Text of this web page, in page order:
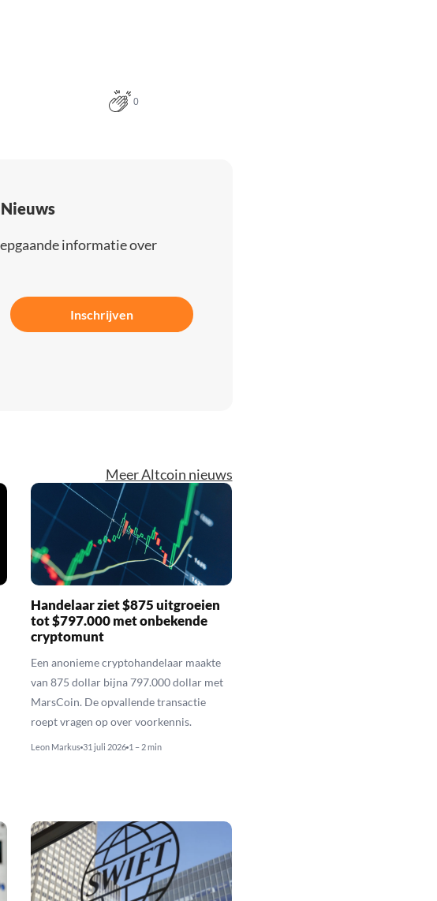
0
informatie over
Inschrijven
Meer Altcoin nieuws
Handelaar ziet $875 uitgroeien
tot $797.000 met onbekende
cryptomunt
Een anonieme cryptohandelaar maakte
van 875 dollar bijna 797.000 dollar met
MarsCoin. De opvallende transactie
roept vragen op over voorkennis.
Leon Markus 31 juli 2026 1 – 2 min